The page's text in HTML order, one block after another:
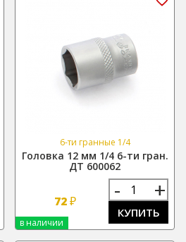
6-ти гранные 1/4
Головка 12 мм 1/4 6-ти гран.
ДТ 600062
72 ₽ - +
КУПИТЬ
в наличии